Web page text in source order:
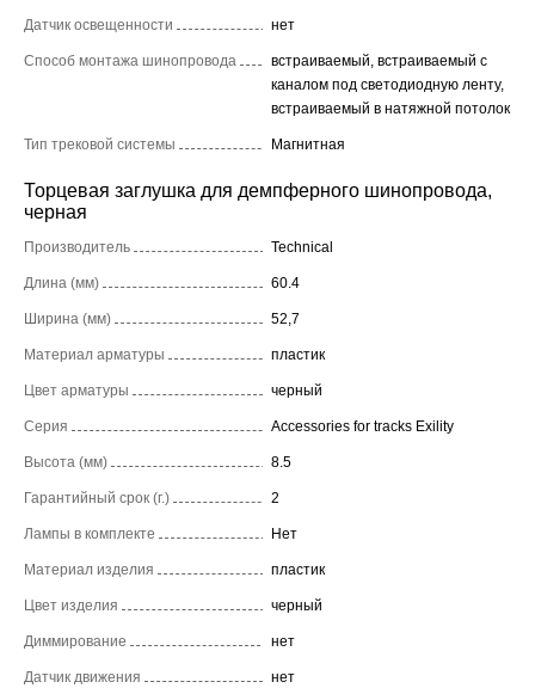
Датчик освещенности нет
Способ монтажа шинопровода
встраиваемый, встраиваемый с
каналом под светодиодную ленту,
встраиваемый в натяжной потолок
Тип трековой системы Магнитная
Торцевая заглушка для демпферного шинопровода,
черная
Производитель Technical
Длина (мм) 60.4
Ширина (мм) 52,7
Материал арматуры пластик
Цвет арматуры черный
Серия Accessories for tracks Exility
Высота (мм) 8.5
Гарантийный срок (г.) 2
Лампы в комплекте Нет
Материал изделия пластик
Цвет изделия черный
Диммирование нет
Датчик движения нет